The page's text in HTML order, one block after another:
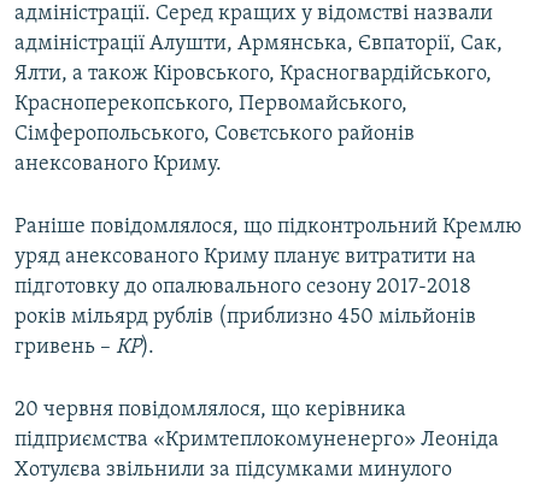
адміністрації. Серед кращих у відомстві назвали
адміністрації Алушти, Армянська, Євпаторії, Сак,
Ялти, а також Кіровського, Красногвардійського,
Красноперекопського, Первомайського,
Сімферопольського, Совєтського районів
анексованого Криму.
Раніше повідомлялося, що підконтрольний Кремлю
уряд анексованого Криму планує витратити на
підготовку до опалювального сезону 2017-2018
років мільярд рублів (приблизно 450 мільйонів
гривень – КР).
20 червня повідомлялося, що керівника
підприємства «Кримтеплокомуненерго» Леоніда
Хотулєва звільнили за підсумками минулого